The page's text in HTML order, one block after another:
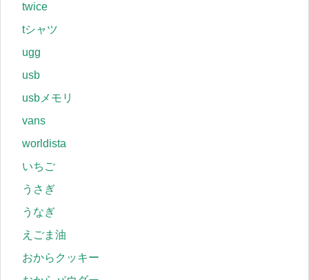
twice
tシャツ
ugg
usb
usbメモリ
vans
worldista
いちご
うさぎ
うなぎ
えごま油
おからクッキー